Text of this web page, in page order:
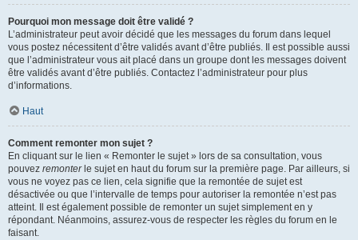
Pourquoi mon message doit être validé ?
L’administrateur peut avoir décidé que les messages du forum dans lequel
vous postez nécessitent d’être validés avant d’être publiés. Il est possible aussi
que l’administrateur vous ait placé dans un groupe dont les messages doivent
être validés avant d’être publiés. Contactez l’administrateur pour plus
d’informations.
Haut
Comment remonter mon sujet ?
En cliquant sur le lien « Remonter le sujet » lors de sa consultation, vous
pouvez remonterle sujet en haut du forum sur la première page. Par ailleurs, si
vous ne voyez pas ce lien, cela signifie que la remontée de sujet est
désactivée ou que l’intervalle de temps pour autoriser la remontée n’est pas
atteint. Il est également possible de remonter un sujet simplement en y
répondant. Néanmoins, assurez-vous de respecter les règles du forum en le
faisant.